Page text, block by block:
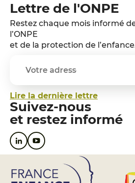
Lettre de l'ONPE
Restez chaque mois informé
l’ONPE
et de la protection de
Lire la dernière lettre
Suivez-nous
et restez informé